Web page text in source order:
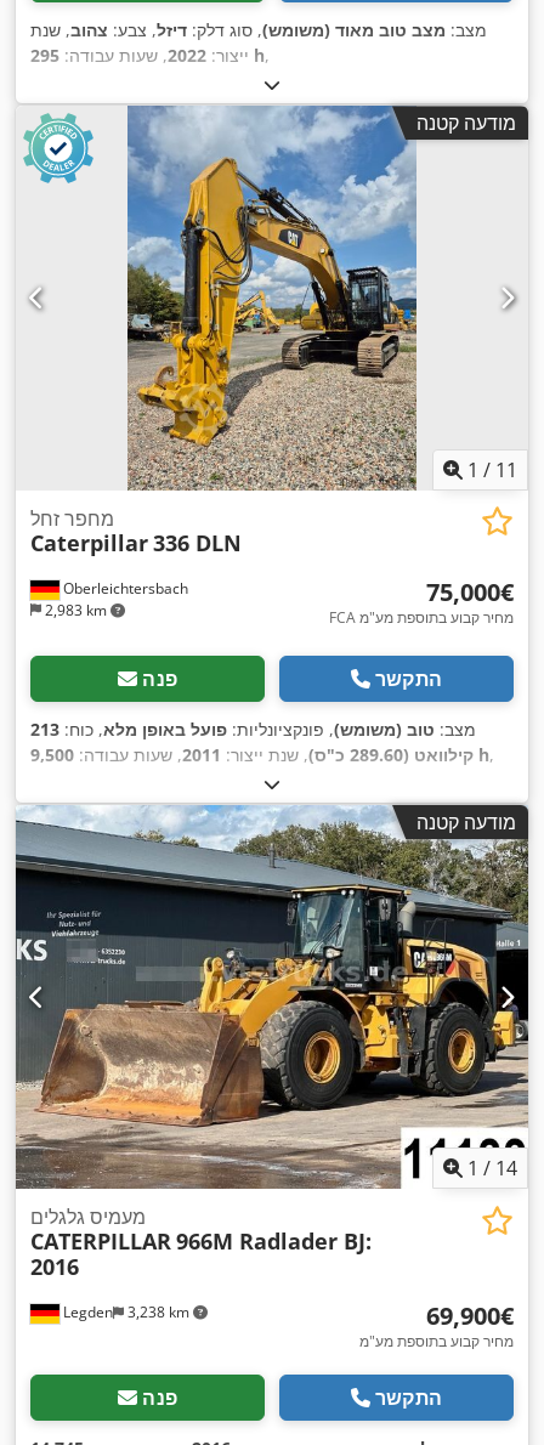
מצב: מצב טוב מאוד (משומש), סוג דלק: דיזל, צבע: צהוב, שנת
ייצור: 2022, שעות עבודה: 295 h,
מודעה קטנה
1 / 11
Oberleichtersbach
2,983 km
מחפר זחל
Caterpillar336 DLN
‏75,000 ‏€
FCA מחיר קבוע בתוספת מע"מ
פנה התקשר
מצב: טוב (משומש), פונקציונליות: פועל באופן מלא, כוח: 213
קילוואט (289.60 כ"ס)
, שנת ייצור: 2011, שעות עבודה: 9,500 h,
מודעה קטנה
1 / 14
Legden 3,238 km
מעמיס גלגלים
CATERPILLAR966M Radlader BJ:
2016
‏69,900 ‏€
מחיר קבוע בתוספת מע"מ
פנה התקשר